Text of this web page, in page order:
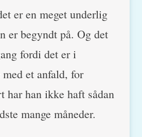
er en meget underlig
er begyndt på. Og det
fordi det er i
et anfald, for
har han ikke haft sådan
mange måneder.